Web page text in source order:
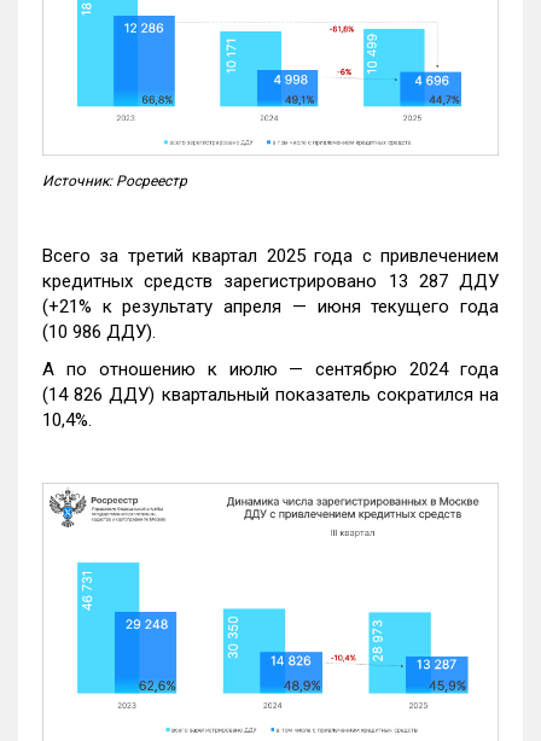
Источник: Росреестр
Всего за третий квартал 2025 года с привлечением
кредитных средств зарегистрировано 13 287 ДДУ
(+21% к результату апреля — июня текущего года
(10 986 ДДУ).
А по отношению к июлю — сентябрю 2024 года
(14 826 ДДУ) квартальный показатель сократился на
10,4%.